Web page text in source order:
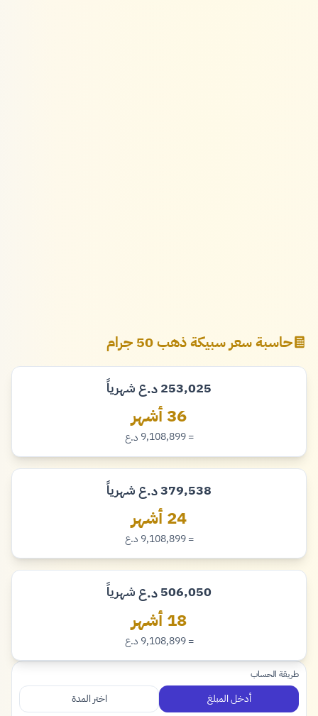
حاسبة سعر سبيكة ذهب 50 جرام
253,025
دينار
د.عشهرياً
36 أشهر
= 9,108,899 دينار
د.ع
379,538
دينار
د.عشهرياً
24 أشهر
= 9,108,899 دينار
د.ع
506,050
دينار
د.عشهرياً
18 أشهر
= 9,108,899 دينار
د.ع
طريقة الحساب
أدخل المبلغ اختر المدة